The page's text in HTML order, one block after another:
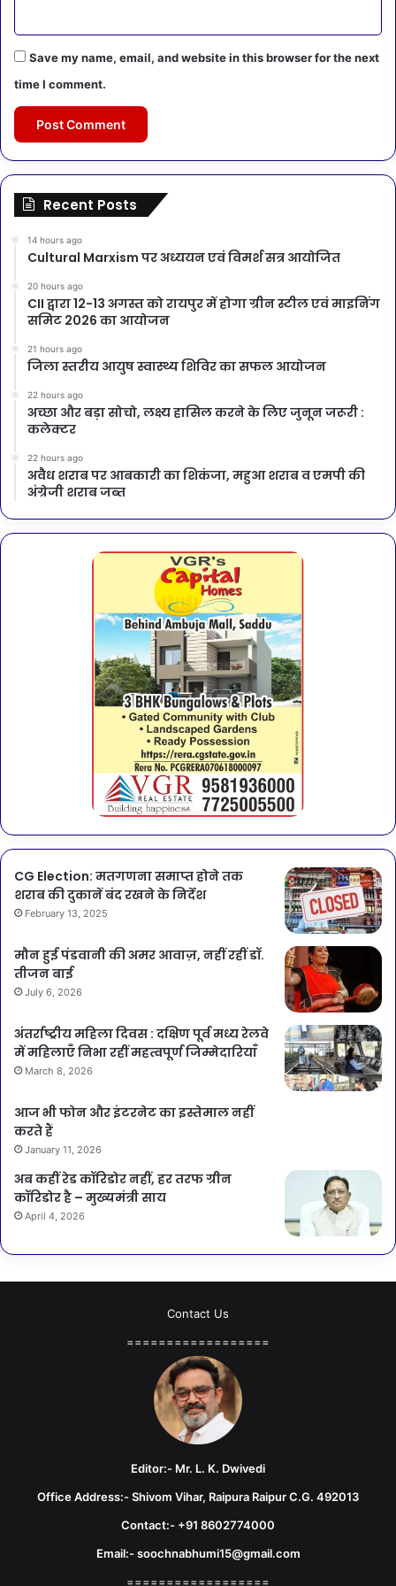
Save my name, email, and website in this browser for the next
time I comment.
Recent Posts
14 hours ago
Cultural Marxism पर अध्ययन एवं विमर्श सत्र आयोजित
20 hours ago
CII द्वारा 12-13 अगस्त को रायपुर में होगा ग्रीन स्टील एवं माइनिंग
समिट 2026 का आयोजन
21 hours ago
जिला स्तरीय आयुष स्वास्थ्य शिविर का सफल आयोजन
22 hours ago
अच्छा और बड़ा सोचो, लक्ष्य हासिल करने के लिए जुनून जरूरी :
कलेक्टर
22 hours ago
अवैध शराब पर आबकारी का शिकंजा, महुआ शराब व एमपी की
अंग्रेजी शराब जब्त
CG Election: मतगणना समाप्त होने तक
शराब की दुकानें बंद रखने के निर्देश
February 13, 2025
मौन हुई पंडवानी की अमर आवाज़, नहीं रहीं डॉ.
तीजन बाई
July 6, 2026
अंतर्राष्ट्रीय महिला दिवस : दक्षिण पूर्व मध्य रेलवे
में महिलाएँ निभा रहीं महत्वपूर्ण जिम्मेदारियाँ
March 8, 2026
आज भी फोन और इंटरनेट का इस्तेमाल नहीं
करते हैं
January 11, 2026
अब कहीं रेड कॉरिडोर नहीं, हर तरफ ग्रीन
कॉरिडोर है – मुख्यमंत्री साय
April 4, 2026
Contact Us
==================
Editor:- Mr. L. K. Dwivedi
Office Address:- Shivom Vihar, Raipura Raipur C.G. 492013
Contact:- +91 8602774000
Email:- soochnabhumi15@gmail.com
==================